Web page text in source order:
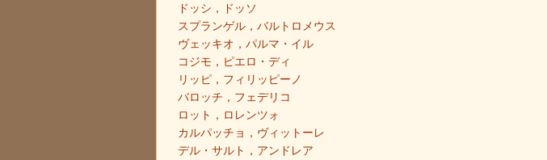
ドッシ，ドッソ
スプランゲル，バルトロメウス
ヴェッキオ，パルマ・イル
コジモ，ピエロ・ディ
リッピ，フィリッピーノ
バロッチ，フェデリコ
ロット，ロレンツォ
カルパッチョ，ヴィットーレ
デル・サルト，アンドレア